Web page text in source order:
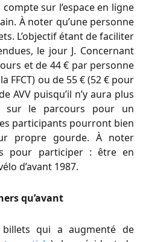
sur l’espace en ligne
À noter qu’une personne
L’objectif étant de faciliter
le jour J. Concernant
et de 44 € par personne
FFCT) ou de 55 € (52 € pour
AVV puisqu’il n’y aura plus
sur le parcours pour un
participants pourront bien
propre gourde. À noter
pour participer : être en
d’avant 1987.
qu’avant
qui a augmenté de